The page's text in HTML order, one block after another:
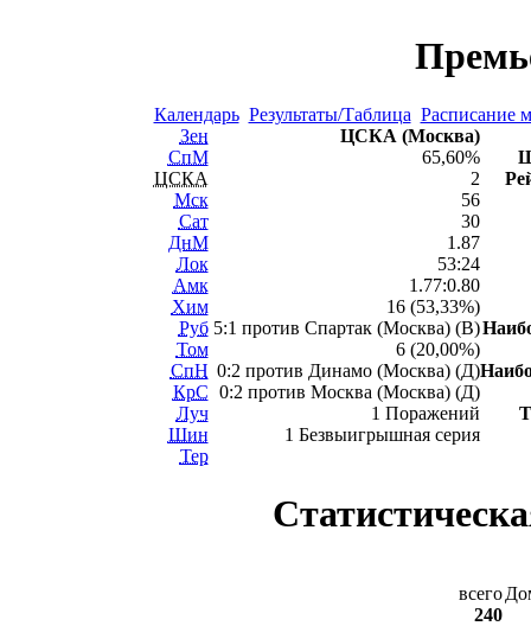
Календарь Результаты/Таблица Расписание
Зен
СпМ
ЦСКА
Мск
Сат
ДнМ
Лок
Амк
Хим
Руб
Том
СпН
КрС
Луч
Шин
Тер
ЦСКА (Москва)
65,60%
2
56
30
1.87
53:24
1.77:0.80
16 (53,33%)
5:1 против Спартак (Москва) (В)
6 (20,00%)
0:2 против Динамо (Москва) (Д)
0:2 против Москва (Москва) (Д)
1 Поражений
1 Безвыигрышная серия
всего
240